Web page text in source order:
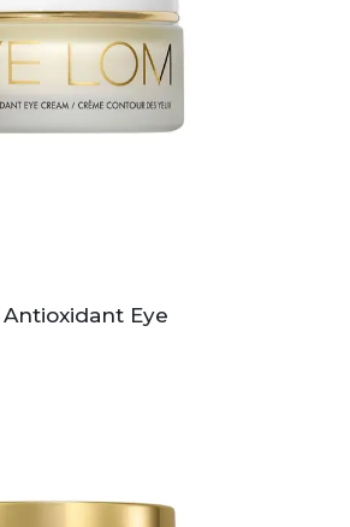
Eye